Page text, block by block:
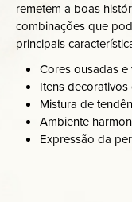
remetem a boas
combinações que
principais
Cores ousadas e
Itens
Mistura de
Ambiente
Expressão da